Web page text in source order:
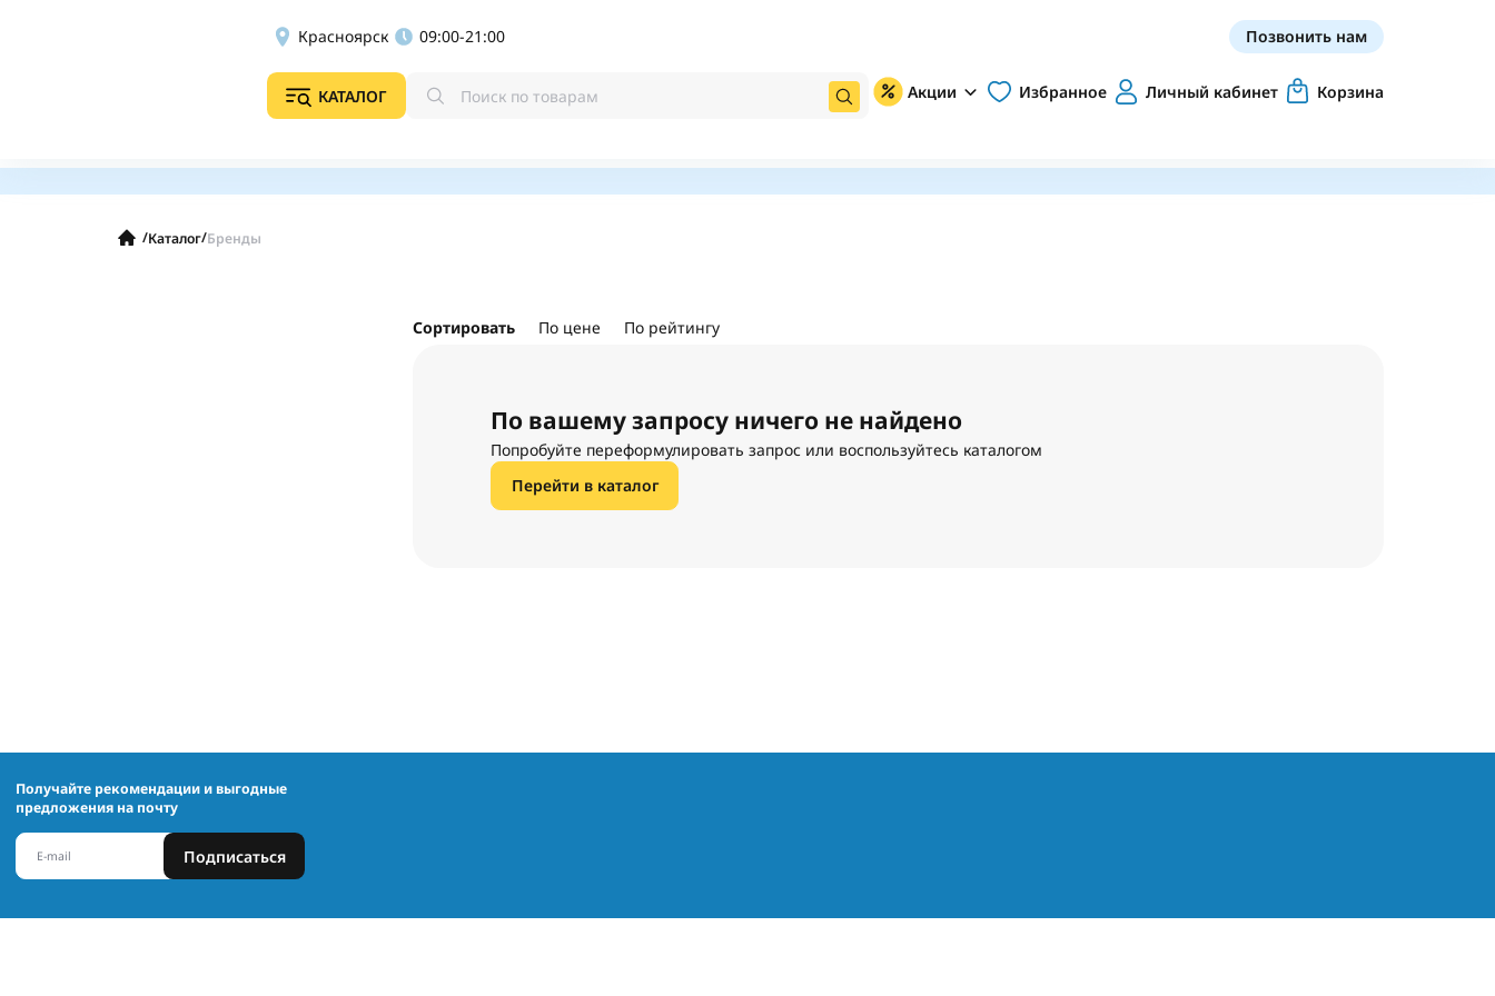
Красноярск 09:00-21:00 Позвонить нам
КАТАЛОГ Акции Избранное Личный кабинет Корзина
/Каталог/Бренды
Сортировать По цене По рейтингу
По вашему запросу ничего не найдено
Попробуйте переформулировать запрос или воспользуйтесь каталогом
Перейти в каталог
Получайте рекомендации и выгодные
предложения на почту
Подписаться